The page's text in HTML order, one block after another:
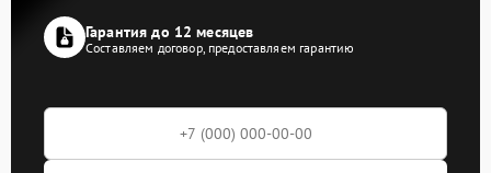
Гарантия до 12 месяцев
Составляем договор, предоставляем гарантию